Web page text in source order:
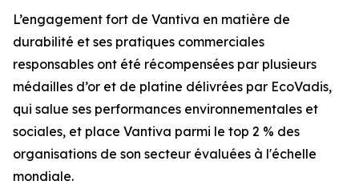
L’engagement fort de Vantiva en matière de
durabilité et ses pratiques commerciales
responsables ont été récompensées par plusieurs
médailles d’or et de platine délivrées par EcoVadis,
qui salue ses performances environnementales et
sociales, et place Vantiva parmi le top 2 % des
organisations de son secteur évaluées à l'échelle
mondiale.